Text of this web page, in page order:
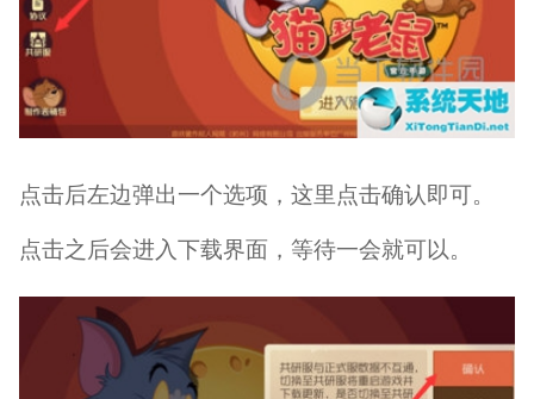
点击后左边弹出一个选项，这里点击确认即可。
点击之后会进入下载界面，等待一会就可以。